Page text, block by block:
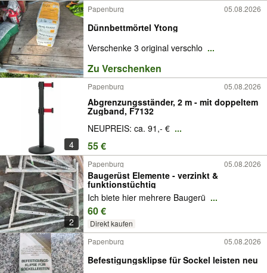
Papenburg 05.08.2026
Dünnbettmörtel Ytong
Verschenke 3 original verschlo ...
Zu Verschenken
4
Papenburg 05.08.2026
Abgrenzungsständer, 2 m - mit doppeltem
Zugband, F7132
NEUPREIS: ca. 91,- € ...
55 €
2
Papenburg 05.08.2026
Baugerüst Elemente - verzinkt &
funktionstüchtig
Ich biete hier mehrere Baugerü ...
60 €
Direkt kaufen
Papenburg 05.08.2026
Befestigungsklipse für Sockel leisten neu